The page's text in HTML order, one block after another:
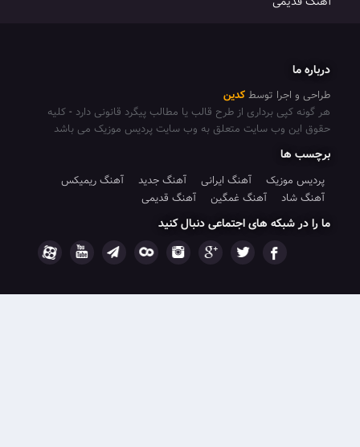
توسطکدین
برداری از طرح قالب یا مطالب پیگرد قانونی دارد-کلیه
وب سایت متعلق به وب سایت پردیس موزیک می باشد
آهنگ ایرانی آهنگ جدید
آهنگ ریمیکس
آهنگ غمگین آهنگ قدیمی
های اجتماعی دنبال کنید